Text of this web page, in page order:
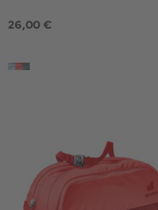
26,00 €